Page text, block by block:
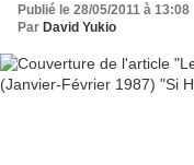
Publié le 28/05/2011 à 13:08
Par David Yukio